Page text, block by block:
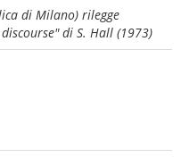
di Milano) rilegge
di S. Hall (1973)